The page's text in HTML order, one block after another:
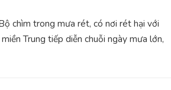
chìm trong mưa rét, có nơi rét hại với
Trung tiếp diễn chuỗi ngày mưa lớn,